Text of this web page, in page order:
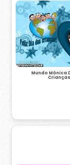
Mundo Mônica
Crianças